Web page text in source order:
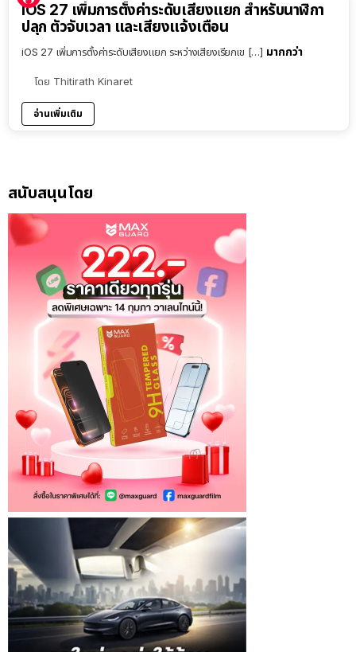
iOS 27 เพิ่มการตั้งค่าระดับเสียงแยก สำหรับนาฬิกา
ปลุก ตัวจับเวลา และเสียงแจ้งเตือน
iOS 27 เพิ่มการตั้งค่าระดับเสียงแยก ระหว่างเสียงเรียกเข […] มากกว่า
โดย Thitirath Kinaret
อ่านเพิ่มเติม
สนับสนุนโดย